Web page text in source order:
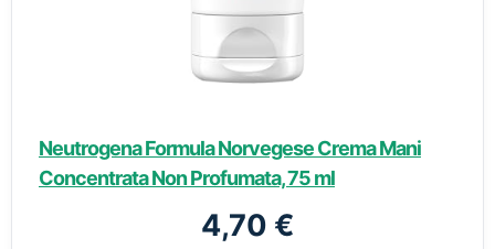
Neutrogena Formula Norvegese Crema Mani
Concentrata Non Profumata, 75 ml
4,70 €